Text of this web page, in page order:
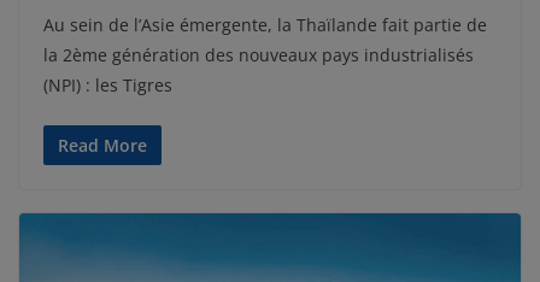
Au sein de l’Asie émergente, la Thaïlande fait partie de
la 2ème génération des nouveaux pays industrialisés
(NPI) : les Tigres
Read More